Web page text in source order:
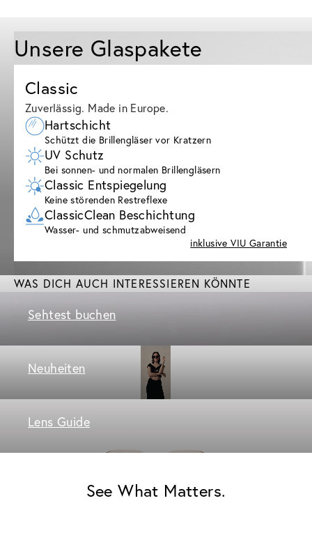
Unsere Glaspakete
Classic
Zuverlässig. Made in Europe.
Hartschicht
Schützt die Brillengläser vor Kratzern
UV Schutz
Bei sonnen- und normalen Brillengläsern
Classic Entspiegelung
Keine störenden Restreflexe
ClassicClean Beschichtung
Wasser- und schmutzabweisend
inklusive VIU Garantie
WAS DICH AUCH INTERESSIEREN KÖNNTE
Sehtest buchen
Neuheiten
Lens Guide
See What Matters.